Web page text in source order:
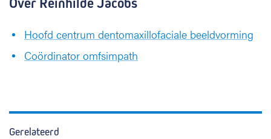
Hoofd centrum dentomaxillofaciale beeldvorming
Coördinator omfsimpath
Gerelateerd